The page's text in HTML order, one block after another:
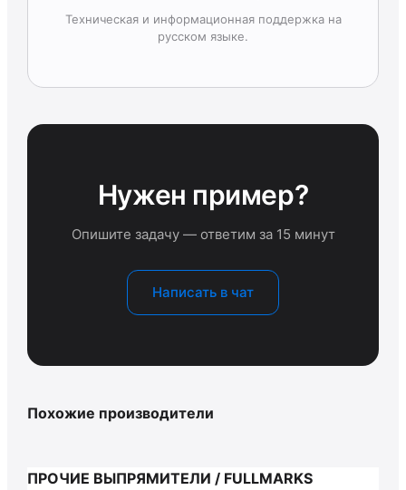
Техническая и информационная поддержка на
русском языке.
Нужен пример?
Опишите задачу — ответим за 15 минут
Написать в чат
Похожие производители
ПРОЧИЕ ВЫПРЯМИТЕЛИ / FULLMARKS